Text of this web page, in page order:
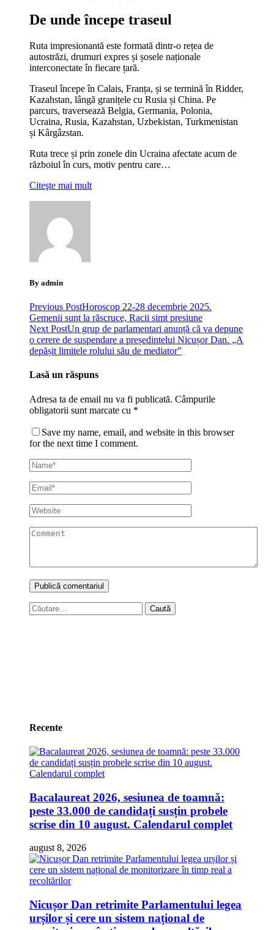
De unde începe traseul
Ruta impresionantă este formată dintr-o rețea de
autostrăzi, drumuri expres și șosele naționale
interconectate în fiecare țară.
Traseul începe în Calais, Franța, și se termină în Ridder,
Kazahstan, lângă granițele cu Rusia și China. Pe
parcurs, traversează Belgia, Germania, Polonia,
Ucraina, Rusia, Kazahstan, Uzbekistan, Turkmenistan
și Kârgâzstan.
Ruta trece și prin zonele din Ucraina afectate acum de
războiul în curs, motiv pentru care…
Citeşte mai mult
By admin
Previous PostHoroscop 22-28 decembrie 2025.
Gemenii sunt la răscruce, Racii simt presiune
Next PostUn grup de parlamentari anunță că va depune
o cerere de suspendare a președintelui Nicușor Dan. „A
depășit limitele rolului său de mediator”
Lasă un răspuns
Adresa ta de email nu va fi publicată. Câmpurile
obligatorii sunt marcate cu *
Save my name, email, and website in this browser
for the next time I comment.
Caută
după:
Recente
Bacalaureat 2026, sesiunea de toamnă:
peste 33.000 de candidați susțin probele
scrise din 10 august. Calendarul complet
august 8, 2026
Nicușor Dan retrimite Parlamentului legea
urșilor și cere un sistem național de